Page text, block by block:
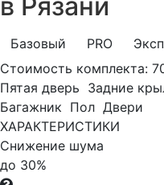
Базовый PRO
Стоимость комплекта:
Пятая дверь Задние
Багажник Пол Двери
ХАРАКТЕРИСТИКИ
Снижение шума
до 30%